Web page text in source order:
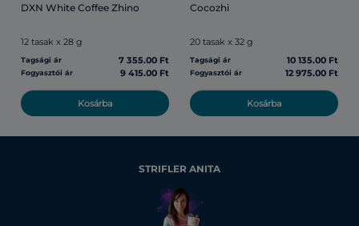
DXN White Coffee Zhino
12 tasak x 28 g
Tagsági ár 7 355.00 Ft
Fogyasztói ár 9 415.00 Ft
Kosárba
Cocozhi
20 tasak x 32 g
Tagsági ár 10 135.00 Ft
Fogyasztói ár 12 975.00 Ft
Kosárba
STRIFLER ANITA